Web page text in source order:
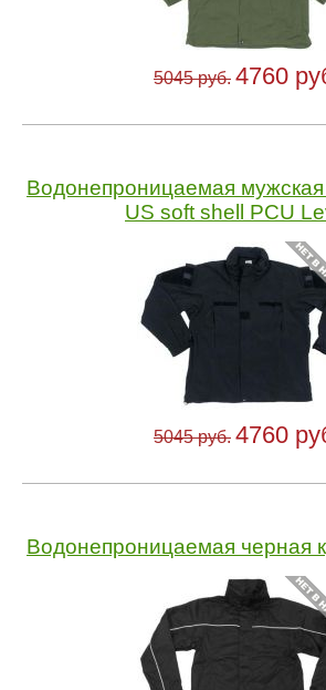
5045 руб. 4760
Водонепроницаемая мужская
US soft shell PCU
5045 руб. 4760
Водонепроницаемая черная